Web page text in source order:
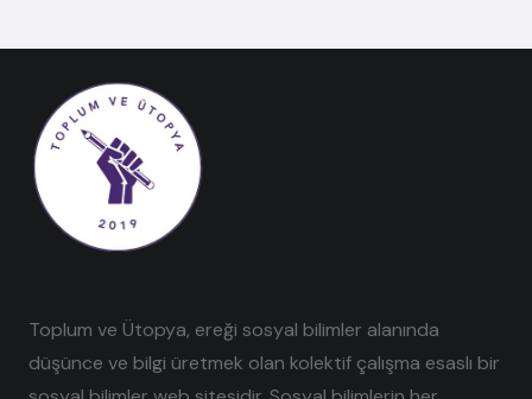
Toplum ve Ütopya, ereği sosyal bilimler alanında
düşünce ve bilgi üretmek olan kolektif çalışma esaslı bir